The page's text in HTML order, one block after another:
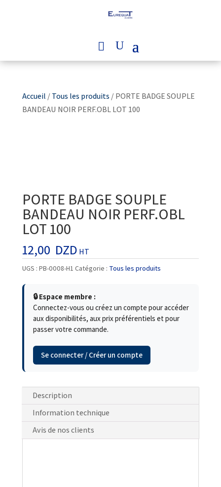
Accueil /Tous les produits / PORTE BADGE SOUPLE
BANDEAU NOIR PERF.OBL LOT 100
PORTE BADGE SOUPLE
BANDEAU NOIR PERF.OBL
LOT 100
12,00 DZD HT
UGS : PB-0008-H1 Catégorie : Tous les produits
🔒 Espace membre :
Connectez-vous ou créez un compte pour accéder
aux disponibilités, aux prix préférentiels et pour
passer votre commande.
Se connecter / Créer un compte
Description
Information technique
Avis de nos clients